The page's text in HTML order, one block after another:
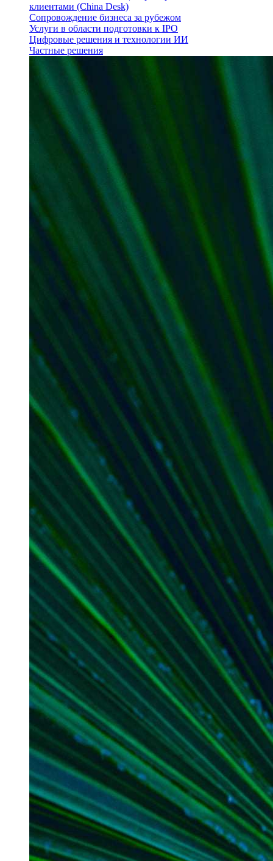
клиентами (China Desk)
Сопровождение бизнеса за рубежом
Услуги в области подготовки к IPO
Цифровые решения и технологии ИИ
Частные решения